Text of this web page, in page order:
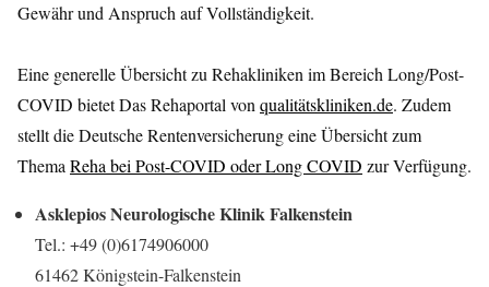
Gewähr und Anspruch auf Vollständigkeit.
Eine generelle Übersicht zu Rehakliniken im Bereich Long/Post-
COVID bietet Das Rehaportal von qualitätskliniken.de. Zudem
stellt die Deutsche Rentenversicherung eine Übersicht zum
Thema Reha bei Post-COVID oder Long COVID zur Verfügung.
Asklepios Neurologische Klinik Falkenstein
Tel.: +49 (0)6174906000
61462 Königstein-Falkenstein